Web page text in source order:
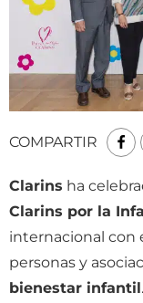
COMPARTIR
Clarins ha
Clarins por la
internacional con
personas y
bienestar infantil